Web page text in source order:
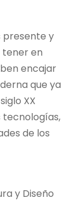
presente y
tener en
encajar
que ya
XX
tecnologías,
de los
y Diseño